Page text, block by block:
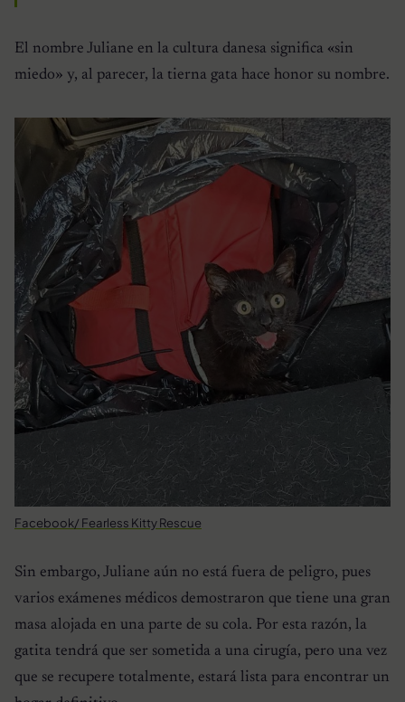
El nombre Juliane en la cultura danesa significa «sin
miedo» y, al parecer, la tierna gata hace honor su nombre.
Facebook/ Fearless Kitty Rescue
Sin embargo, Juliane aún no está fuera de peligro, pues
varios exámenes médicos demostraron que tiene una gran
masa alojada en una parte de su cola. Por esta razón, la
gatita tendrá que ser sometida a una cirugía, pero una vez
que se recupere totalmente, estará lista para encontrar un